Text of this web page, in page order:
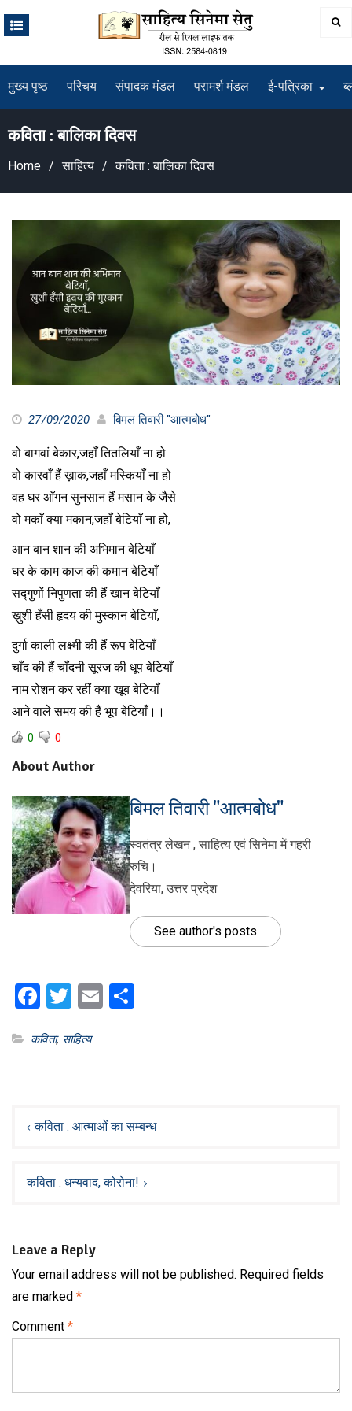
मुख्य पृष्ठ परिचय संपादक मंडल परामर्श मंडल ई-पत्रिका
कविता : बालिका दिवस
Home साहित्य कविता : बालिका दिवस
27/09/2020 बिमल तिवारी "आत्मबोध"
वो बागवां बेकार,जहाँ तितलियाँ ना हो
वो कारवाँ हैं ख़ाक,जहाँ मस्कियाँ ना हो
वह घर आँगन सुनसान हैं मसान के जैसे
वो मकाँ क्या मकान,जहाँ बेटियाँ ना हो,
आन बान शान की अभिमान बेटियाँ
घर के काम काज की कमान बेटियाँ
सद्गुणों निपुणता की हैं खान बेटियाँ
ख़ुशी हँसी हृदय की मुस्कान बेटियाँ,
दुर्गा काली लक्ष्मी की हैं रूप बेटियाँ
चाँद की हैं चाँदनी सूरज की धूप बेटियाँ
नाम रोशन कर रहीं क्या खूब बेटियाँ
आने वाले समय की हैं भूप बेटियाँ।।
0 0
About Author
बिमल तिवारी "आत्मबोध"
स्वतंत्र लेखन , साहित्य एवं सिनेमा में गहरी
रुचि।
देवरिया, उत्तर प्रदेश
See author's posts
Facebook
Twitter
Email
कविता, साहित्य
navigation
कविता : आत्माओं का सम्बन्ध
कविता : धन्यवाद, कोरोना!
Leave a Reply
Your email address will not be published. Required fields
are marked *
Comment *